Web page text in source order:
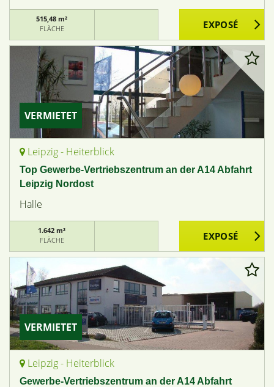
515,48 m²
FLÄCHE
VERMIETET
Leipzig - Heiterblick
Top Gewerbe-Vertriebszentrum an der A14 Abfahrt
Leipzig Nordost
Halle
1.642 m²
FLÄCHE
VERMIETET
Leipzig - Heiterblick
Gewerbe-Vertriebszentrum an der A14 Abfahrt